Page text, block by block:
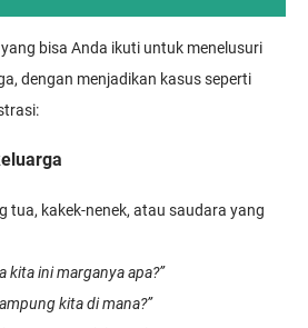
bisa Anda ikuti untuk menelusuri
dengan menjadikan kasus seperti
tua, kakek-nenek, atau saudara yang
kita ini marganya apa?”
kita di mana?”